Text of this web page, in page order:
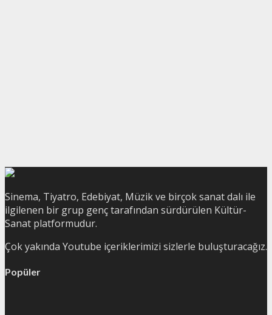
Sinema, Tiyatro, Edebiyat, Müzik ve birçok sanat dalı ile
ilgilenen bir grup genç tarafından sürdürülen Kültür-
Sanat platformudur.
Çok yakında Youtube içeriklerimizi sizlerle buluşturacağız.
Popüler